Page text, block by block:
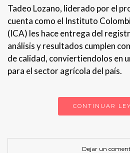
Tadeo Lozano, liderado por el
cuenta como el Instituto
(ICA) les hace entrega del
análisis y resultados cumplen
de calidad, conviertiendolos en
para el sector agrícola del país.
CONTINUAR
Dejar un